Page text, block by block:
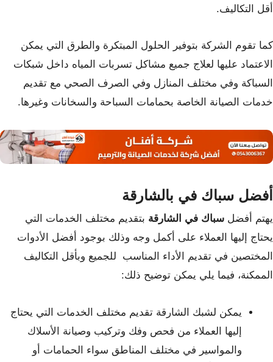
أقل التكاليف.
كما تقوم الشركة بتوفير الحلول المبتكرة والطرق التي يمكن
الاعتماد عليها لعلاج جميع مشاكل تسربات المياه داخل شبكات
السباكة وفي مختلف المنازل وفي الصرف الصحي مع تقديم
خدمات الصيانة الخاصة بحمامات السباحة والسخانات وغيرها.
أفضل سباك في بالشارقة
يهتم أفضل سباك في الشارقة بتقديم مختلف الخدمات التي
يحتاج إليها العملاء على أكمل وجه وذلك بوجود أفضل الأدوات
المختصين في تقديم الأداء المناسب للجميع وبأقل التكاليف
الممكنة، فيما يلي يمكن توضيح ذلك:
يمكن لشبك الشارقة تقديم مختلف الخدمات التي يحتاج
إليها العملاء من فحص وفك وتركيب وصيانة الأسلاك
والمواسير في مختلف المناطق سواء الحمامات أو